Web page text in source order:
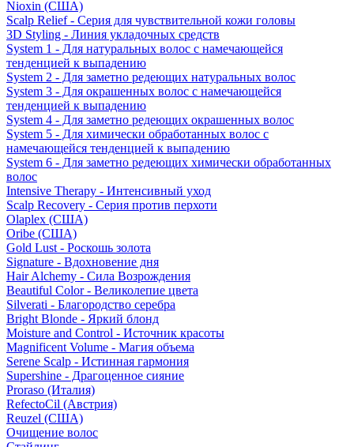
Nioxin (США)
Scalp Relief - Серия для чувствительной кожи головы
3D Styling - Линия укладочных средств
System 1 - Для натуральных волос с намечающейся
тенденцией к выпадению
System 2 - Для заметно редеющих натуральных волос
System 3 - Для окрашенных волос с намечающейся
тенденцией к выпадению
System 4 - Для заметно редеющих окрашенных волос
System 5 - Для химически обработанных волос с
намечающейся тенденцией к выпадению
System 6 - Для заметно редеющих химически обработанных
волос
Intensive Therapy - Интенсивный уход
Scalp Recovery - Серия против перхоти
Olaplex (США)
Oribe (США)
Gold Lust - Роскошь золота
Signature - Вдохновение дня
Hair Alchemy - Сила Возрождения
Beautiful Color - Великолепие цвета
Silverati - Благородство серебра
Bright Blonde - Яркий блонд
Moisture and Control - Источник красоты
Magnificent Volume - Магия объема
Serene Scalp - Истинная гармония
Supershine - Драгоценное сияние
Proraso (Италия)
RefectoCil (Австрия)
Reuzel (США)
Очищение волос